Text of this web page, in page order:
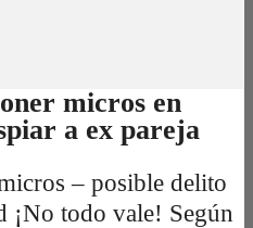
micros en
a ex pareja
– posible delito
¡No todo vale! Según